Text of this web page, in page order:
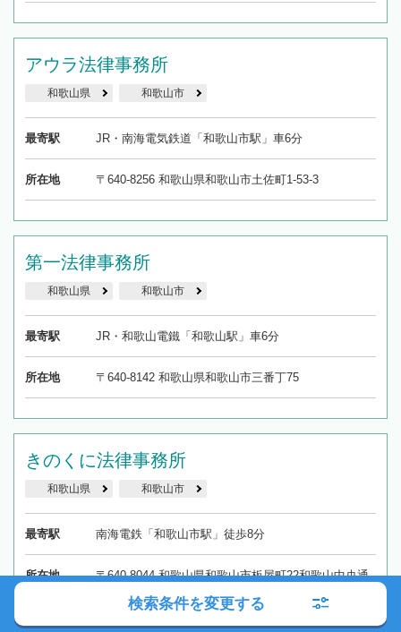
アウラ法律事務所
和歌山県 和歌山市
最寄駅 JR・南海電気鉄道「和歌山市駅」車6分
所在地 〒640-8256 和歌山県和歌山市土佐町1-53-3
第一法律事務所
和歌山県 和歌山市
最寄駅 JR・和歌山電鐵「和歌山駅」車6分
所在地 〒640-8142 和歌山県和歌山市三番丁75
きのくに法律事務所
和歌山県 和歌山市
最寄駅 南海電鉄「和歌山市駅」徒歩8分
所在地
〒640-8044 和歌山県和歌山市板屋町22和歌山中央通
りビル5階
検索条件を変更する